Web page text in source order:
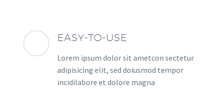
EASY-TO-USE
Lorem ipsum dolor sit ametcon sectetur
adipisicing elit, sed doiusmod tempor
incidilabore et dolore magna